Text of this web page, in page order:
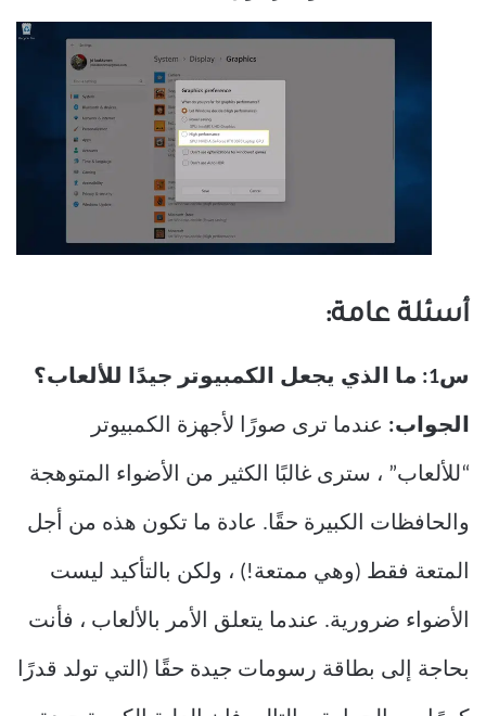
أسئلة عامة:
س1: ما الذي يجعل الكمبيوتر جيدًا للألعاب؟
الجواب: عندما ترى صورًا لأجهزة الكمبيوتر
“للألعاب” ، سترى غالبًا الكثير من الأضواء المتوهجة
والحافظات الكبيرة حقًا. عادة ما تكون هذه من أجل
المتعة فقط (وهي ممتعة!) ، ولكن بالتأكيد ليست
الأضواء ضرورية. عندما يتعلق الأمر بالألعاب ، فأنت
بحاجة إلى بطاقة رسومات جيدة حقًا (التي تولد قدرًا